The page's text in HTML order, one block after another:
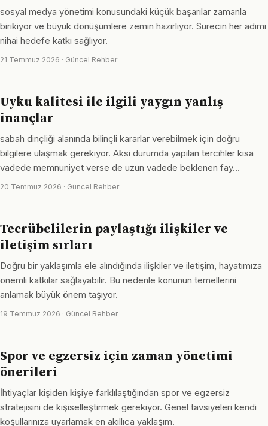
sosyal medya yönetimi konusundaki küçük başarılar zamanla
birikiyor ve büyük dönüşümlere zemin hazırlıyor. Sürecin her adımı
nihai hedefe katkı sağlıyor.
21 Temmuz 2026 · Güncel Rehber
Uyku kalitesi ile ilgili yaygın yanlış
inançlar
sabah dinçliği alanında bilinçli kararlar verebilmek için doğru
bilgilere ulaşmak gerekiyor. Aksi durumda yapılan tercihler kısa
vadede memnuniyet verse de uzun vadede beklenen fay…
20 Temmuz 2026 · Güncel Rehber
Tecrübelilerin paylaştığı ilişkiler ve
iletişim sırları
Doğru bir yaklaşımla ele alındığında ilişkiler ve iletişim, hayatımıza
önemli katkılar sağlayabilir. Bu nedenle konunun temellerini
anlamak büyük önem taşıyor.
19 Temmuz 2026 · Güncel Rehber
Spor ve egzersiz için zaman yönetimi
önerileri
İhtiyaçlar kişiden kişiye farklılaştığından spor ve egzersiz
stratejisini de kişiselleştirmek gerekiyor. Genel tavsiyeleri kendi
koşullarınıza uyarlamak en akıllıca yaklaşım.